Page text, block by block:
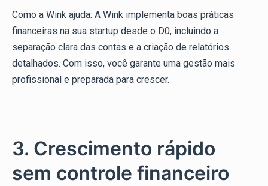
Como a Wink ajuda: A Wink implementa boas práticas
financeiras na sua startup desde o D0, incluindo a
separação clara das contas e a criação de relatórios
detalhados. Com isso, você garante uma gestão mais
profissional e preparada para crescer.
3. Crescimento rápido
sem controle financeiro